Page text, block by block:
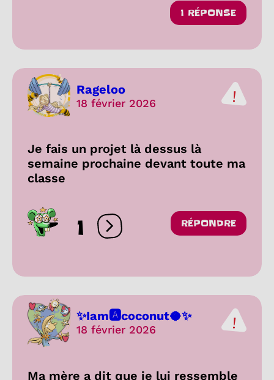
1 RÉPONSE
Rageloo
18 février 2026
Je fais un projet là dessus là
semaine prochaine devant toute ma
classe
1 Ouvrir les réactions
RÉPONDRE
✨Iam🅰coconut🥥✨
18 février 2026
Ma mère a dit que je lui ressemble